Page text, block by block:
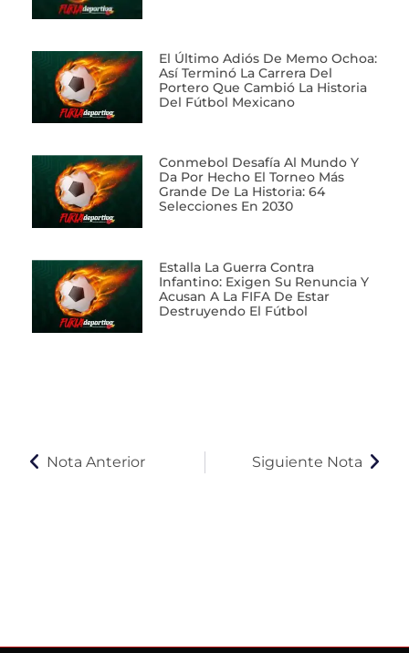
El Último Adiós De Memo Ochoa:
Así Terminó La Carrera Del
Portero Que Cambió La Historia
Del Fútbol Mexicano
Conmebol Desafía Al Mundo Y
Da Por Hecho El Torneo Más
Grande De La Historia: 64
Selecciones En 2030
Estalla La Guerra Contra
Infantino: Exigen Su Renuncia Y
Acusan A La FIFA De Estar
Destruyendo El Fútbol
Nota Anterior Siguiente Nota